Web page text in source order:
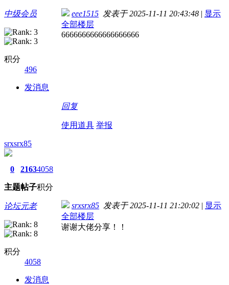
中级会员
积分
496
发消息
eee1515 发表于 2025-11-11 20:43:48 | 显示
全部楼层
6666666666666666666
回复
使用道具 举报
srxsrx85
0
主题
2163
帖子
4058
积分
论坛元老
积分
4058
发消息
srxsrx85 发表于 2025-11-11 21:20:02 | 显示
全部楼层
谢谢大佬分享！！